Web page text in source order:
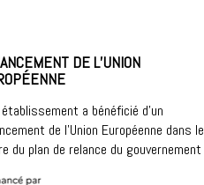
DE L’UNION
a bénéficié d’un
de l’Union Européenne dans le
du plan de relance du gouvernement